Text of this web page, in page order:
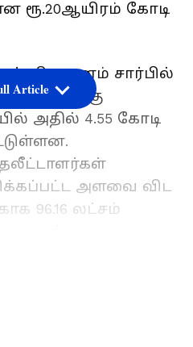
ரூ.20ஆயிரம் கோடி
நிறுவனம் சார்பில்
விற்பனைக்கு
அதில் 4.55 கோடி
அளவை விட
96.16 லட்சம்
Article